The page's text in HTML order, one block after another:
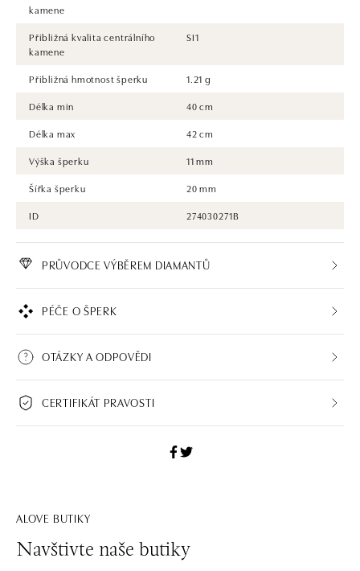
kamene
Přibližná kvalita centrálního
kamene
SI1
Přibližná hmotnost šperku
1.21 g
Délka min
40 cm
Délka max
42 cm
Výška šperku
11 mm
Šířka šperku
20 mm
ID
274030271B
PRŮVODCE VÝBĚREM DIAMANTŮ
PÉČE O ŠPERK
OTÁZKY A ODPOVĚDI
CERTIFIKÁT PRAVOSTI
ALOVE BUTIKY
Navštivte naše butiky